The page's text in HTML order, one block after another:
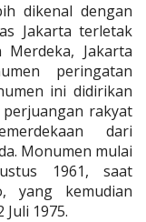
dikenal dengan
Jakarta terletak
Jakarta
peringatan
ini didirikan
rakyat
dari
Monumen mulai
1961, saat
yang kemudian
1975.